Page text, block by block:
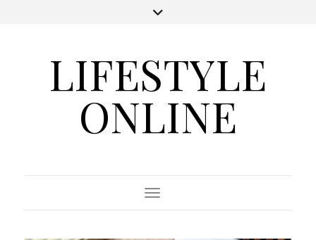
LIFESTYLE
ONLINE
Toggle Navigation